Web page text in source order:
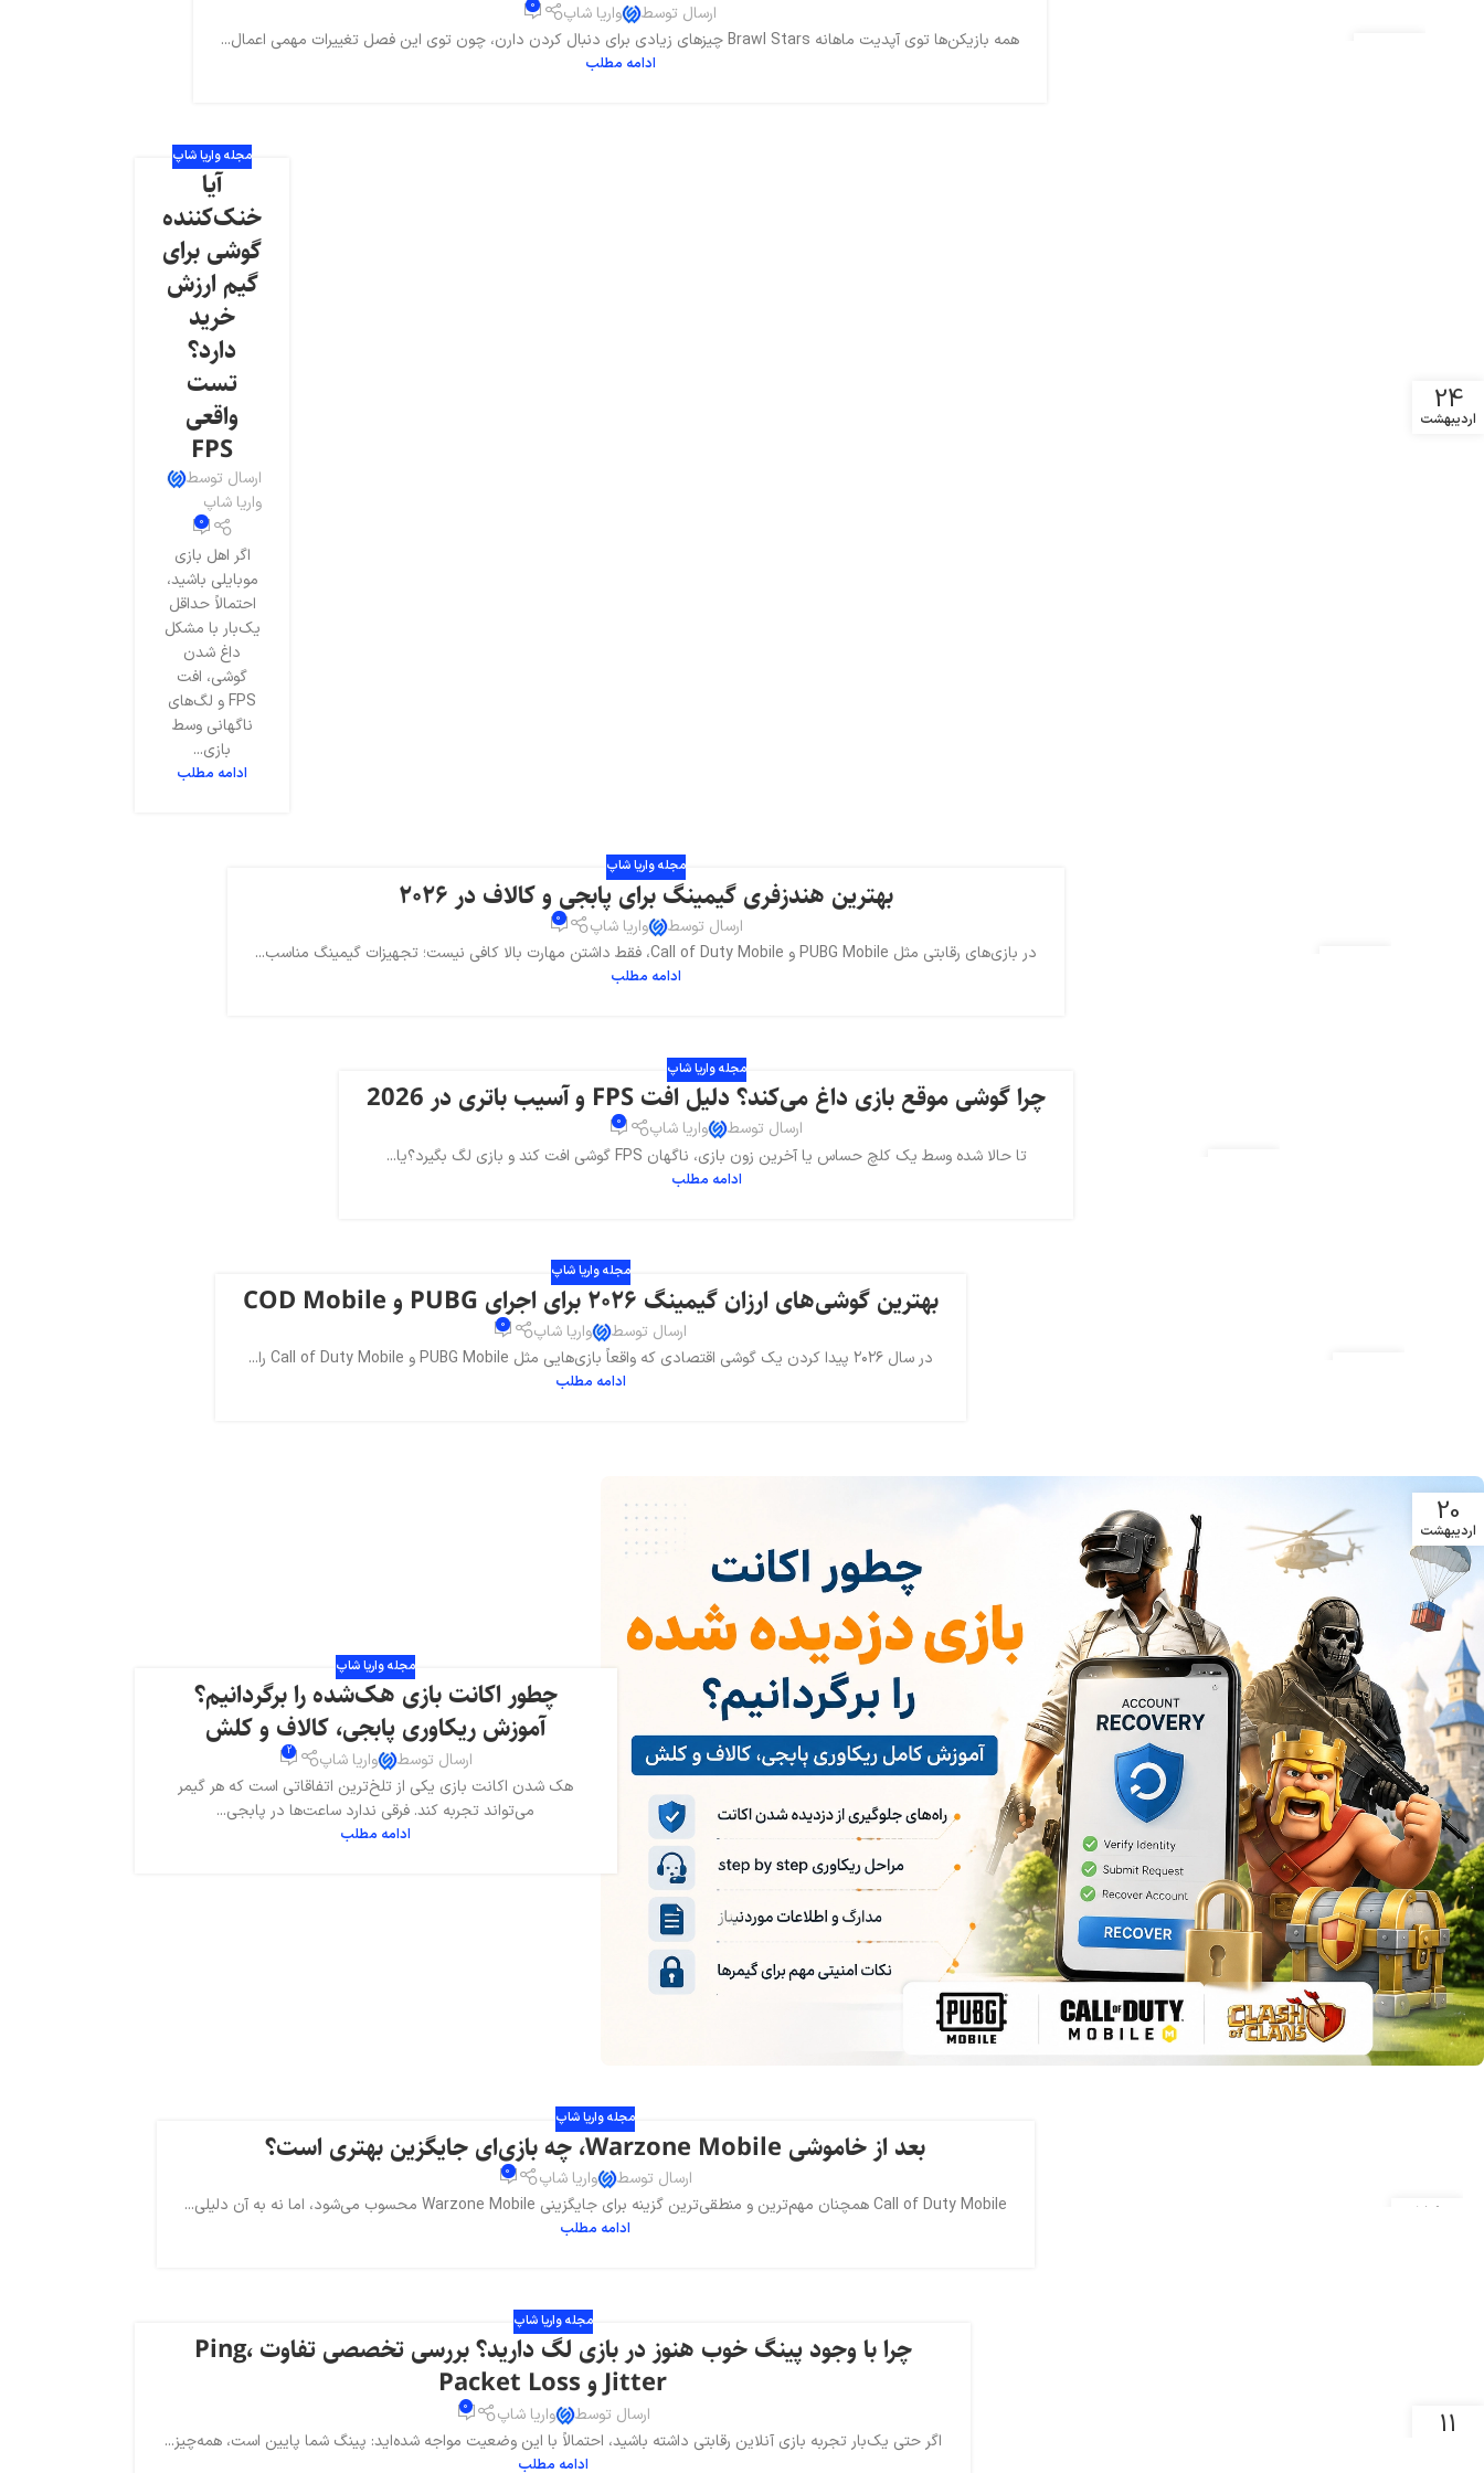
ارسال توسط واریا شاپ 0
همه بازیکن‌ها توی آپدیت ماهانه Brawl Stars چیزهای زیادی برای دنبال کردن دارن، چون توی این فصل تغییرات مهمی اعمال...
ادامه مطلب
24
اردیبهشت
مجله واریا شاپ
آیا
خنک‌کننده
گوشی برای
گیم ارزش
خرید
دارد؟
تست
واقعی
FPS
ارسال توسط
واریا شاپ
0
اگر اهل بازی
موبایلی باشید،
احتمالاً حداقل
یک‌بار با مشکل
داغ شدن
گوشی، افت
FPS و لگ‌های
ناگهانی وسط
بازی...
ادامه مطلب
مجله واریا شاپ
بهترین هندزفری گیمینگ برای پابجی و کالاف در ۲۰۲۶
ارسال توسط واریا شاپ 0
در بازی‌های رقابتی مثل PUBG Mobile و Call of Duty Mobile، فقط داشتن مهارت بالا کافی نیست؛ تجهیزات گیمینگ مناسب...
ادامه مطلب
مجله واریا شاپ
چرا گوشی موقع بازی داغ می‌کند؟ دلیل افت FPS و آسیب باتری در 2026
ارسال توسط واریا شاپ 0
تا حالا شده وسط یک کلچ حساس یا آخرین زون بازی، ناگهان FPS گوشی افت کند و بازی لگ بگیرد؟یا...
ادامه مطلب
مجله واریا شاپ
بهترین گوشی‌های ارزان گیمینگ ۲۰۲۶ برای اجرای PUBG و COD Mobile
ارسال توسط واریا شاپ 0
در سال ۲۰۲۶ پیدا کردن یک گوشی اقتصادی که واقعاً بازی‌هایی مثل PUBG Mobile و Call of Duty Mobile را...
ادامه مطلب
20
اردیبهشت
مجله واریا شاپ
چطور اکانت بازی هک‌شده را برگردانیم؟
آموزش ریکاوری پابجی، کالاف و کلش
ارسال توسط واریا شاپ 2
هک شدن اکانت بازی یکی از تلخ‌ترین اتفاقاتی است که هر گیمر
می‌تواند تجربه کند. فرقی ندارد ساعت‌ها در پابجی...
ادامه مطلب
13
مجله واریا شاپ
بعد از خاموشی Warzone Mobile، چه بازی‌ای جایگزین بهتری است؟
ارسال توسط واریا شاپ 0
Call of Duty Mobile همچنان مهم‌ترین و منطقی‌ترین گزینه برای جایگزینی Warzone Mobile محسوب می‌شود، اما نه به آن دلیلی...
ادامه مطلب
11
مجله واریا شاپ
چرا با وجود پینگ خوب هنوز در بازی لگ دارید؟ بررسی تخصصی تفاوت Ping،
Jitter و Packet Loss
ارسال توسط واریا شاپ 0
اگر حتی یک‌بار تجربه بازی آنلاین رقابتی داشته باشید، احتمالاً با این وضعیت مواجه شده‌اید: پینگ شما پایین است، همه‌چیز...
ادامه مطلب